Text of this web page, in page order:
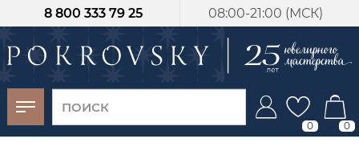
08:00-21:00 (МСК)
8 800 333 79 25
0 0
-30%
от 15 дней с
момента оплаты